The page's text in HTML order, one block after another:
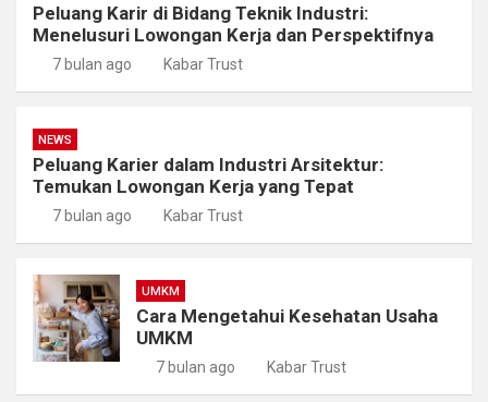
Peluang Karir di Bidang Teknik Industri:
Menelusuri Lowongan Kerja dan Perspektifnya
7 bulan ago Kabar Trust
NEWS
Peluang Karier dalam Industri Arsitektur:
Temukan Lowongan Kerja yang Tepat
7 bulan ago Kabar Trust
UMKM
Cara Mengetahui Kesehatan Usaha
UMKM
7 bulan ago Kabar Trust